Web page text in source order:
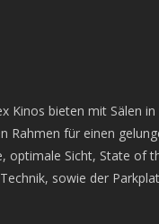
Kinos bieten mit Sälen in
Rahmen für einen
optimale Sicht, State of
sowie der